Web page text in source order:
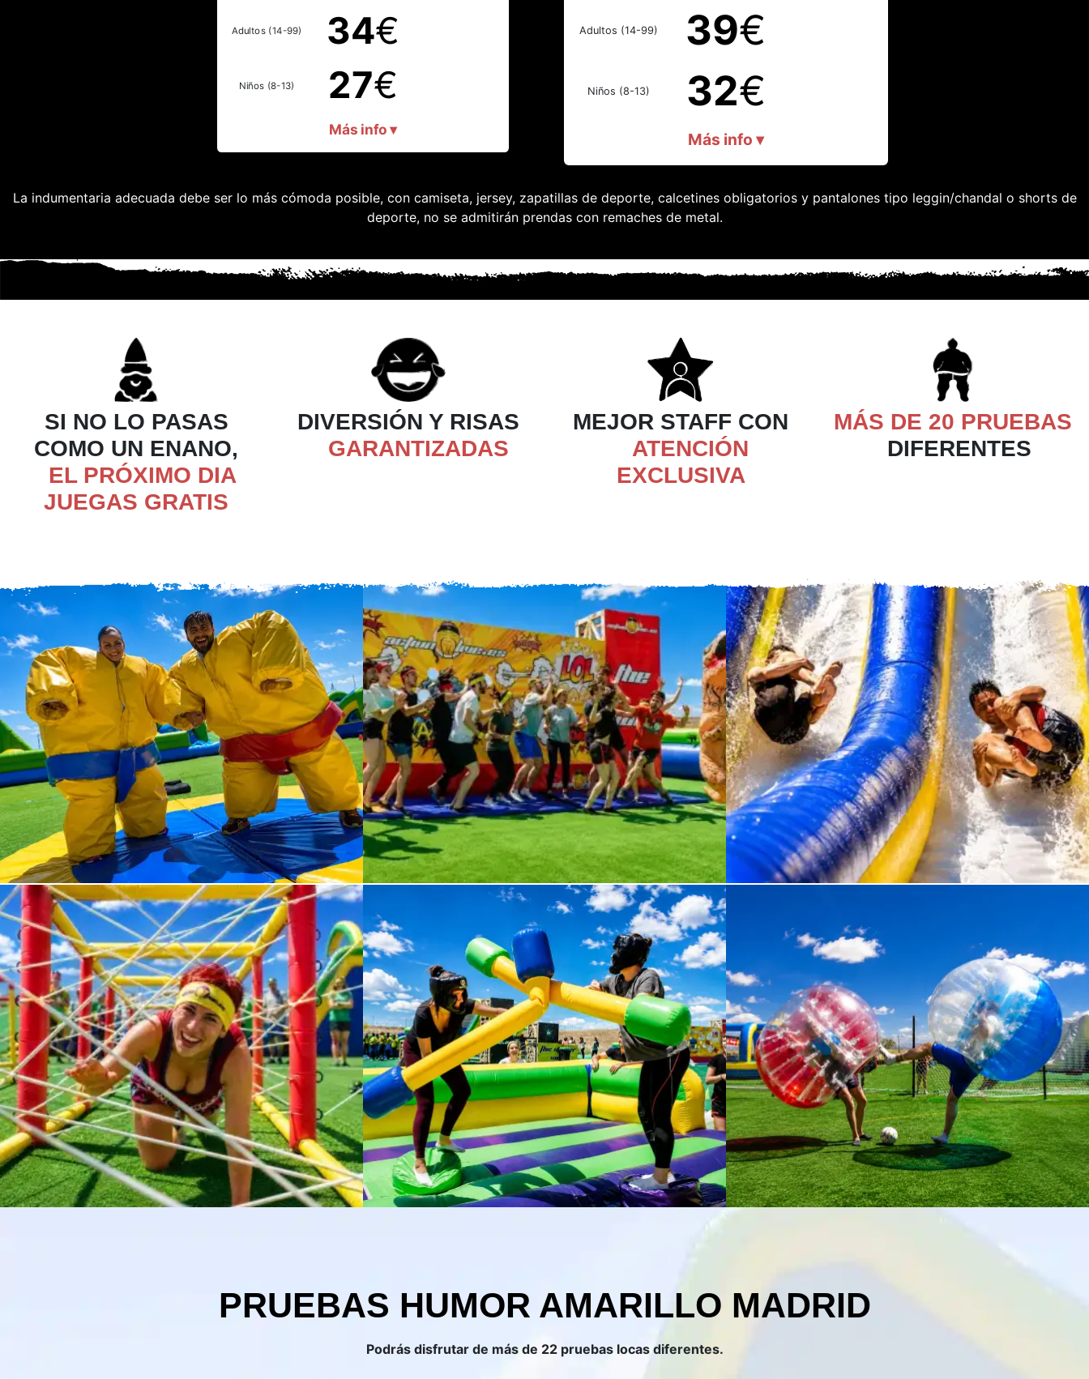
Adultos (14-99) 34€
Niños (8-13) 27€
Más info ▾
Adultos (14-99) 39€
Niños (8-13) 32€
Más info ▾
La indumentaria adecuada debe ser lo más cómoda posible, con camiseta, jersey, zapatillas de deporte, calcetines obligatorios y pantalones tipo leggin/chandal o shorts de
deporte, no se admitirán prendas con remaches de metal.
SI NO LO PASAS
COMO UN ENANO,
EL PRÓXIMO DIA
JUEGAS GRATIS
DIVERSIÓN Y RISAS
GARANTIZADAS
MEJOR STAFF CON
ATENCIÓN
EXCLUSIVA
MÁS DE 20 PRUEBAS
DIFERENTES
PRUEBAS HUMOR AMARILLO MADRID
Podrás disfrutar de más de 22 pruebas locas diferentes.